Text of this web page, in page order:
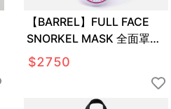
【BARREL】FULL FACE
SNORKEL MASK 全面罩浮
潛面鏡 #白/粉紅
$2750